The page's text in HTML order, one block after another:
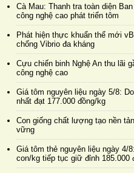
Cà Mau: Thanh tra toàn diện
công nghệ cao phát triển tôm
Phát hiện thực khuẩn thể mới
chống Vibrio đa kháng
Cựu chiến binh Nghệ An thu lãi
công nghệ cao
Giá tôm nguyên liệu ngày 5/8:
nhất đạt 177.000 đồng/kg
Con giống chất lượng tạo nền
vững
Giá tôm thẻ nguyên liệu ngày
con/kg tiếp tục giữ đỉnh 185.000